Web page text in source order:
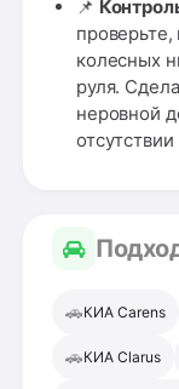
📌
проверьте,
колесных
руля.
неровной
🚗КИА Carens
🚗КИА Clarus